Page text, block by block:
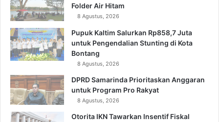
Folder Air Hitam
8 Agustus, 2026
Pupuk Kaltim Salurkan Rp858,7 Juta
untuk Pengendalian Stunting di Kota
Bontang
8 Agustus, 2026
DPRD Samarinda Prioritaskan Anggaran
untuk Program Pro Rakyat
8 Agustus, 2026
Otorita IKN Tawarkan Insentif Fiskal